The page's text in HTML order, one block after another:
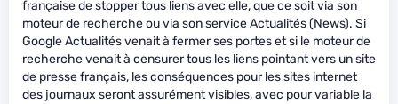
française de stopper tous liens avec elle, que ce soit via son
moteur de recherche ou via son service Actualités (News). Si
Google Actualités venait à fermer ses portes et si le moteur de
recherche venait à censurer tous les liens pointant vers un site
de presse français, les conséquences pour les sites internet
des journaux seront assurément visibles, avec pour variable la